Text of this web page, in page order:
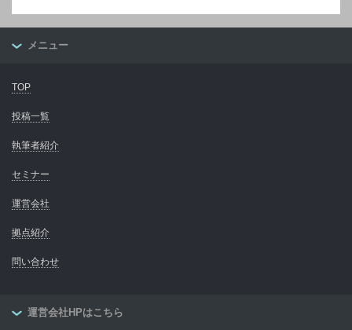
メニュー
TOP
投稿一覧
執筆者紹介
セミナー
運営会社
拠点紹介
問い合わせ
運営会社HPはこちら